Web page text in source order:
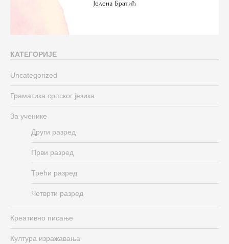
КАТЕГОРИЈЕ
Uncategorized
Граматика српског језика
За ученике
Други разред
Први разред
Трећи разред
Четврти разред
Креативно писање
Култура изражавања